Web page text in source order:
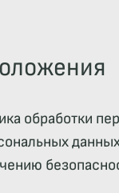
обработки